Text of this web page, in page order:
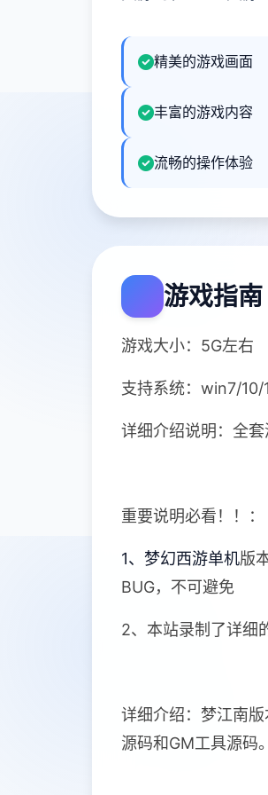
精美的游戏画面
丰富的游戏内容
流畅的操作体验
游戏指南
游戏大小：5G左右
支持系统：win7/
详细介绍说明：全
重要说明必看！！：
1、梦幻西游单机版
BUG，不可避免
2、本站录制了详细
详细介绍：梦江南
源码和GM工具源码。